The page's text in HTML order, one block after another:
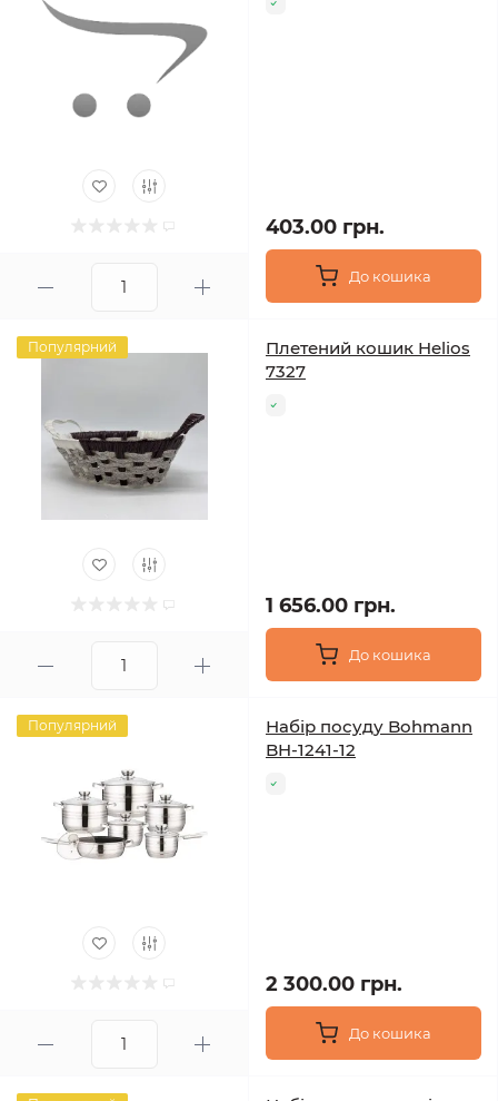
403.00 грн.
До кошика
Популярний
Плетений кошик Helios
7327
1 656.00 грн.
До кошика
Популярний
Набір посуду Bohmann
BH-1241-12
2 300.00 грн.
До кошика